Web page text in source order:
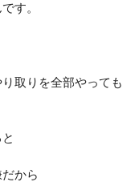
す。
取りを全部やっても
から